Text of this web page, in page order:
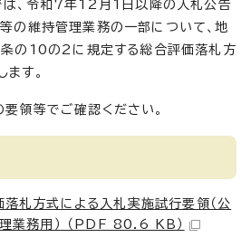
は、令和7年12月1日以降の入札公告
の維持管理業務の一部について、地
の10の2に規定する総合評価落札方
す。
領等でご確認ください。
札方式による入札実施試行要領（公
業務用） （PDF 80.6 KB）